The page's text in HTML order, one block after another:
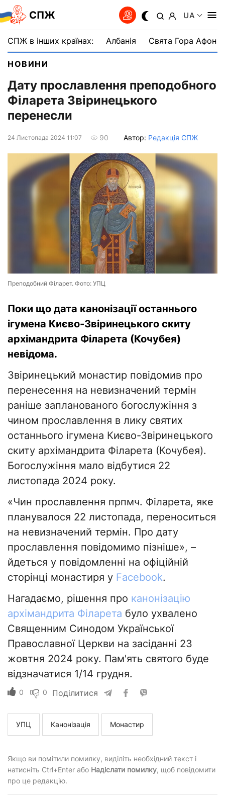
СПЖ UA
СПЖ в інших країнах: Албанія Свята Гора Афон
НОВИНИ
Дату прославлення преподобного
Філарета Звіринецького
перенесли
24 Листопада 2024 11:07 90 Автор: Редакція СПЖ
Преподобний Філарет. Фото: УПЦ
Поки що дата канонізації останнього
ігумена Києво-Звіринецького скиту
архімандрита Філарета (Кочубея)
невідома.
Звіринецький монастир повідомив про
перенесення на невизначений термін
раніше запланованого богослужіння з
чином прославлення в лику святих
останнього ігумена Києво-Звіринецького
скиту архімандрита Філарета (Кочубея).
Богослужіння мало відбутися 22
листопада 2024 року.
«Чин прославлення прпмч. Філарета, яке
планувалося 22 листопада, переноситься
на невизначений термін. Про дату
прославлення повідомимо пізніше», –
йдеться у повідомленні на офіційній
сторінці монастиря у Facebook.
Нагадаємо, рішення про канонізацію
архімандрита Філарета було ухвалено
Священним Синодом Української
Православної Церкви на засіданні 23
жовтня 2024 року. Пам'ять святого буде
відзначатися 1/14 грудня.
0 0 Поділитися
УПЦ Канонізація Монастир
Якщо ви помітили помилку, виділіть необхідний текст і
натисніть Ctrl+Enter або Надіслати помилку, щоб повідомити
про це редакцію.